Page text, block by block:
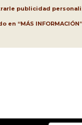
publicidad
“MÁS